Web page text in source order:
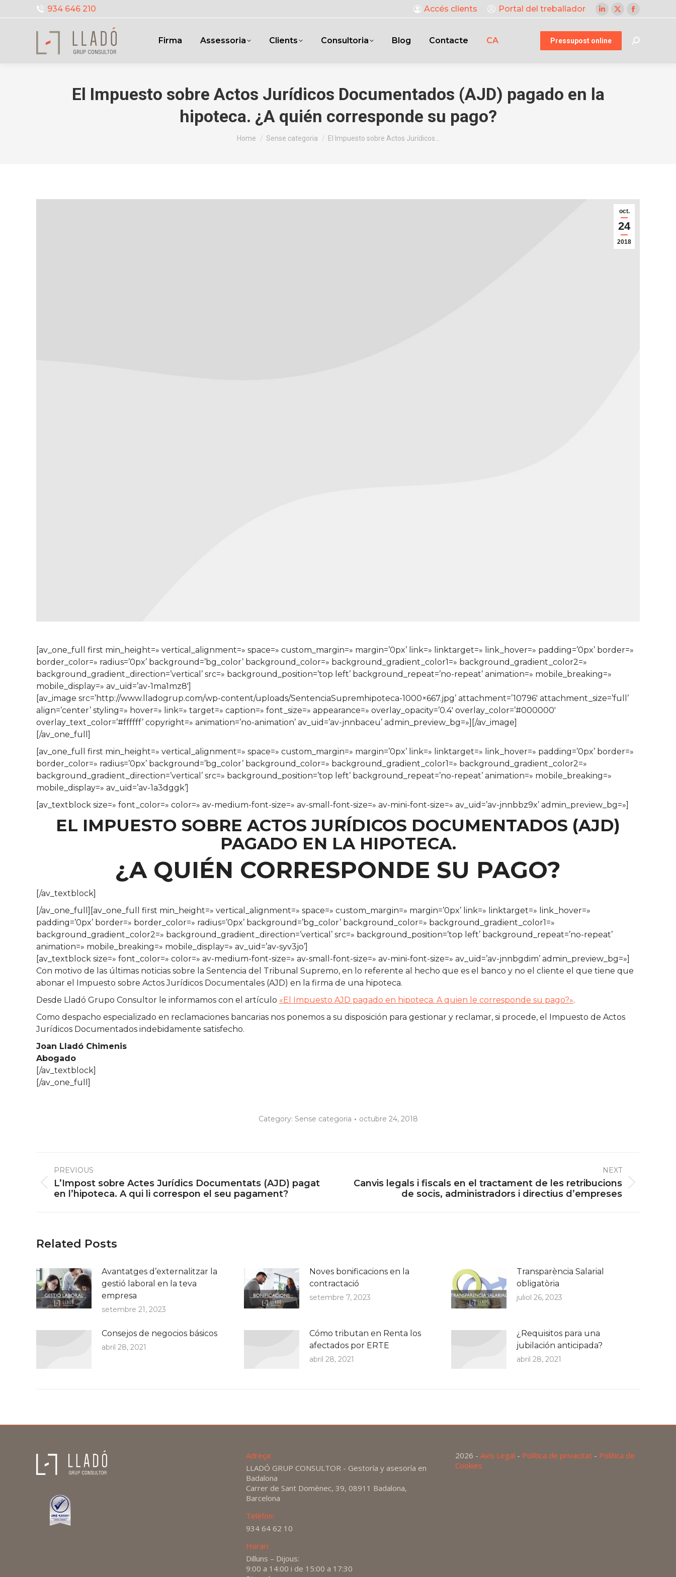
934 646 210 Accés clients Portal del treballador
Linkedin
opens
X
opens
Facebook
opens
Firma Assessoria Clients Consultoria Blog Contacte CA Pressupost online Search:
El Impuesto sobre Actos Jurídicos Documentados (AJD) pagado en la
hipoteca. ¿A quién corresponde su pago?
You are here:
Home Sense categoria El Impuesto sobre Actos Jurídicos…
oct.
24
2018
[av_one_full first min_height=» vertical_alignment=» space=» custom_margin=» margin=’0px’ link=» linktarget=» link_hover=» padding=’0px’ border=»
border_color=» radius=’0px’ background=’bg_color’ background_color=» background_gradient_color1=» background_gradient_color2=»
background_gradient_direction=’vertical’ src=» background_position=’top left’ background_repeat=’no-repeat’ animation=» mobile_breaking=»
mobile_display=» av_uid=’av-1ma1mz8′]
[av_image src=’http://www.lladogrup.com/wp-content/uploads/SentenciaSupremhipoteca-1000×667.jpg’ attachment=’10796′ attachment_size=’full’
align=’center’ styling=» hover=» link=» target=» caption=» font_size=» appearance=» overlay_opacity=’0.4′ overlay_color=’#000000′
overlay_text_color=’#ffffff’ copyright=» animation=’no-animation’ av_uid=’av-jnnbaceu’ admin_preview_bg=»][/av_image]
[/av_one_full]
[av_one_full first min_height=» vertical_alignment=» space=» custom_margin=» margin=’0px’ link=» linktarget=» link_hover=» padding=’0px’ border=»
border_color=» radius=’0px’ background=’bg_color’ background_color=» background_gradient_color1=» background_gradient_color2=»
background_gradient_direction=’vertical’ src=» background_position=’top left’ background_repeat=’no-repeat’ animation=» mobile_breaking=»
mobile_display=» av_uid=’av-1a3dggk’]
[av_textblock size=» font_color=» color=» av-medium-font-size=» av-small-font-size=» av-mini-font-size=» av_uid=’av-jnnbbz9x’ admin_preview_bg=»]
EL IMPUESTO SOBRE ACTOS JURÍDICOS DOCUMENTADOS (AJD)
PAGADO EN LA HIPOTECA.
¿A QUIÉN CORRESPONDE SU PAGO?
[/av_textblock]
[/av_one_full][av_one_full first min_height=» vertical_alignment=» space=» custom_margin=» margin=’0px’ link=» linktarget=» link_hover=»
padding=’0px’ border=» border_color=» radius=’0px’ background=’bg_color’ background_color=» background_gradient_color1=»
background_gradient_color2=» background_gradient_direction=’vertical’ src=» background_position=’top left’ background_repeat=’no-repeat’
animation=» mobile_breaking=» mobile_display=» av_uid=’av-syv3jo’]
[av_textblock size=» font_color=» color=» av-medium-font-size=» av-small-font-size=» av-mini-font-size=» av_uid=’av-jnnbgdim’ admin_preview_bg=»]
Con motivo de las últimas noticias sobre la Sentencia del Tribunal Supremo, en lo referente al hecho que es el banco y no el cliente el que tiene que
abonar el Impuesto sobre Actos Jurídicos Documentales (AJD) en la firma de una hipoteca.
Desde Lladó Grupo Consultor le informamos con el artículo «El Impuesto AJD pagado en hipoteca. A quien le corresponde su pago?».
Como despacho especializado en reclamaciones bancarias nos ponemos a su disposición para gestionar y reclamar, si procede, el Impuesto de Actos
Jurídicos Documentados indebidamente satisfecho.
Joan Lladó Chimenis
Abogado
[/av_textblock]
[/av_one_full]
Category: Sense categoria octubre 24, 2018
navigation
PREVIOUS
Previous
post:
L’Impost sobre Actes Jurídics Documentats (AJD) pagat
en l’hipoteca. A qui li correspon el seu pagament?
NEXT
Next
Canvis legals i fiscals en el tractament de les retribucions
de socis, administradors i directius d’empreses
Related Posts
Avantatges d’externalitzar la
gestió laboral en la teva
empresa
setembre 21, 2023
Noves bonificacions en la
contractació
setembre 7, 2023
Transparència Salarial
obligatòria
juliol 26, 2023
Consejos de negocios básicos
abril 28, 2021
Cómo tributan en Renta los
afectados por ERTE
abril 28, 2021
¿Requisitos para una
jubilación anticipada?
abril 28, 2021
Adreça:
LLADÓ GRUP CONSULTOR - Gestoría y asesoría en
Badalona
Carrer de Sant Domènec, 39, 08911 Badalona,
Barcelona
Telèfon:
934 64 62 10
Horari:
Dilluns – Dijous:
9:00 a 14:00 i de 15:00 a 17:30
2026 -Avís Legal - Política de privacitat - Política de
Cookies